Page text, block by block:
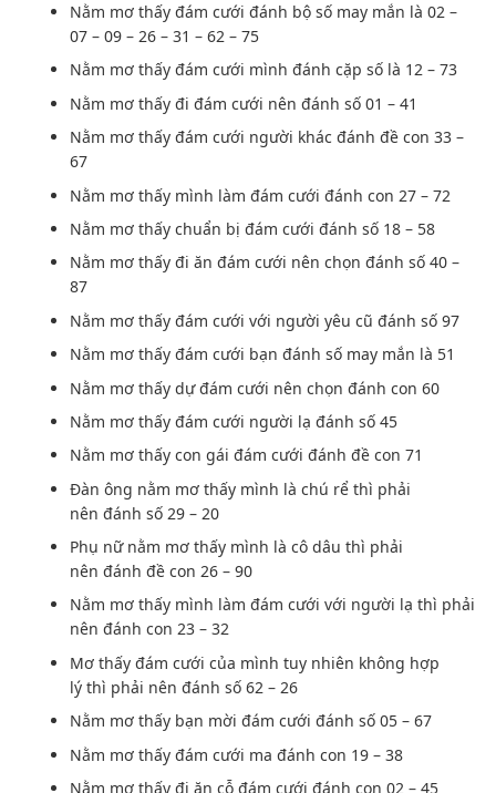
Nằm mơ thấy đám cưới đánh bộ số may mắn là 02 –
07 – 09 – 26 – 31 – 62 – 75
Nằm mơ thấy đám cưới mình đánh cặp số là 12 – 73
Nằm mơ thấy đi đám cưới nên đánh số 01 – 41
Nằm mơ thấy đám cưới người khác đánh đề con 33 –
67
Nằm mơ thấy mình làm đám cưới đánh con 27 – 72
Nằm mơ thấy chuẩn bị đám cưới đánh số 18 – 58
Nằm mơ thấy đi ăn đám cưới nên chọn đánh số 40 –
87
Nằm mơ thấy đám cưới với người yêu cũ đánh số 97
Nằm mơ thấy đám cưới bạn đánh số may mắn là 51
Nằm mơ thấy dự đám cưới nên chọn đánh con 60
Nằm mơ thấy đám cưới người lạ đánh số 45
Nằm mơ thấy con gái đám cưới đánh đề con 71
Đàn ông nằm mơ thấy mình là chú rểthì phải
nên đánh số 29 – 20
Phụ nữ nằm mơ thấy mình là cô dâuthì phải
nên đánh đề con 26 – 90
Nằm mơ thấy mình làm đám cưới với người lạthì phải
nên đánh con 23 – 32
Mơ thấy đám cưới của mìnhtuy nhiên không hợp
lý thì phải nên đánh số 62 – 26
Nằm mơ thấy bạn mời đám cưới đánh số 05 – 67
Nằm mơ thấy đám cưới ma đánh con 19 – 38
Nằm mơ thấy đi ăn cỗ đám cưới đánh con 02 – 45